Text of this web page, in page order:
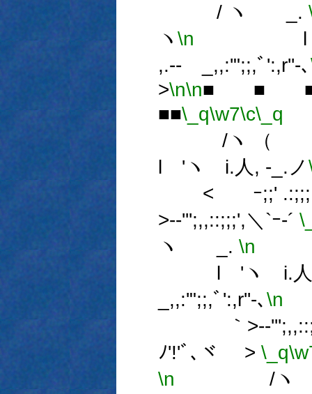
/ ヽ _.
ヽ \n l 'ヽゝ
,.-‐ゝ_,,:'";;,ﾞ':,r''‐､
>\n\n■ ■
■■\_q\w7\c\_q
/ヽ （ i
l 'ヽゝi.人, -_.ノ
< ｰ;;'
>-‐''';,,::;;;',＼`ｰ-´
ヽ _. \n
l 'ヽゝi.人,
_,,:'";;,ﾞ':,r''‐､\n
｀>-
ﾉ'!'ﾞ､ヾ > \_q
\n /ヽ （